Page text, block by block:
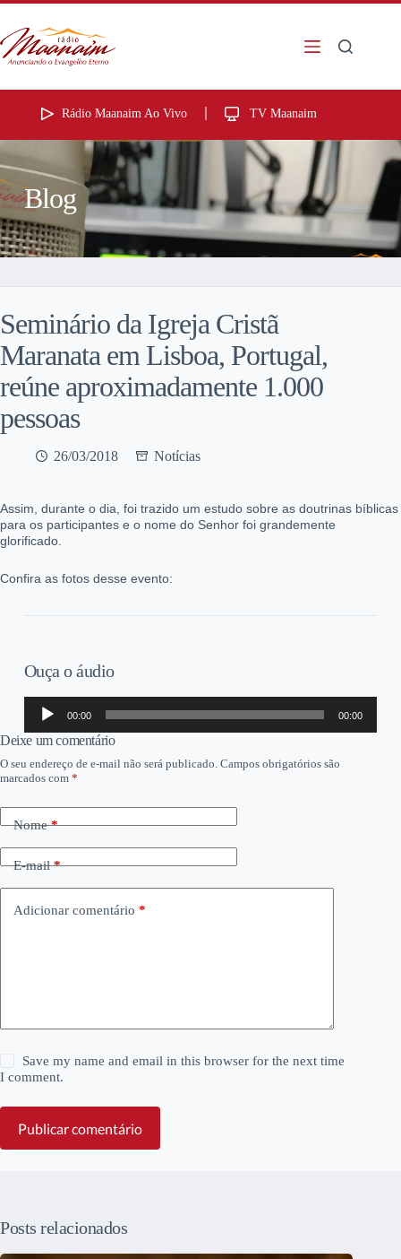
Rádio Maanaim Ao Vivo TV Maanaim
Blog
Seminário da Igreja Cristã
Maranata em Lisboa, Portugal,
reúne aproximadamente 1.000
pessoas
26/03/2018 Notícias
Assim, durante o dia, foi trazido um estudo sobre as doutrinas bíblicas
para os participantes e o nome do Senhor foi grandemente
glorificado.
Confira as fotos desse evento:
Ouça o áudio
Tocador
áudio
00:00 00:00
Deixe um comentário
O seu endereço de e-mail não será publicado. Campos obrigatórios são
marcados com *
Nome*
E-mail*
Adicionar comentário *
Save my name and email in this browser for the next time
I comment.
Publicar comentário
Posts relacionados